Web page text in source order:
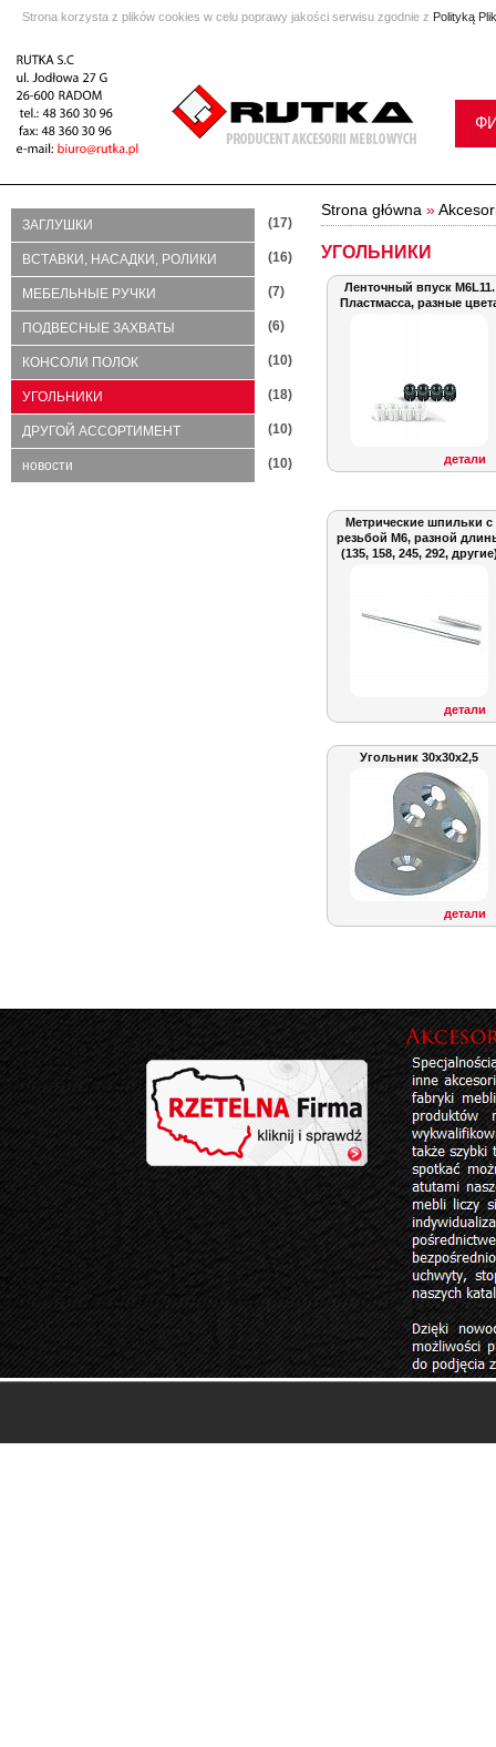
Strona korzysta z plików cookies w celu poprawy jakości serwisu zgodnie z Polityką
ЗАГЛУШКИ (17)
ВСТАВКИ, НАСАДКИ, РОЛИКИ (16)
МЕБЕЛЬНЫЕ РУЧКИ (7)
ПОДВЕСНЫЕ ЗАХВАТЫ (6)
КОНСОЛИ ПОЛОК (10)
УГОЛЬНИКИ (18)
ДРУГОЙ АССОРТИМЕНТ (10)
новости (10)
Strona główna »
УГОЛЬНИКИ
Ленточный впуск M6L11.
Пластмасса, разные
детали
Метрические шпильки с
резьбой M6, разной
(135, 158, 245, 292,
детали
Угольник 30x30x2,5
детали